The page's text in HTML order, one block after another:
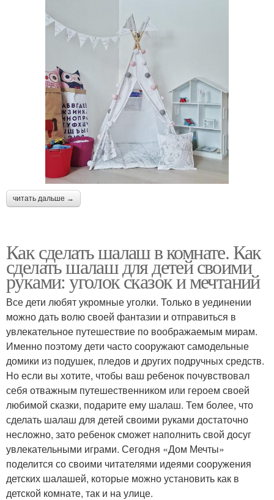
читать дальше →
Как сделать шалаш в комнате. Как
сделать шалаш для детей своими
руками: уголок сказок и мечтаний
Все дети любят укромные уголки. Только в уединении
можно дать волю своей фантазии и отправиться в
увлекательное путешествие по воображаемым мирам.
Именно поэтому дети часто сооружают самодельные
домики из подушек, пледов и других подручных средств.
Но если вы хотите, чтобы ваш ребенок почувствовал
себя отважным путешественником или героем своей
любимой сказки, подарите ему шалаш. Тем более, что
сделать шалаш для детей своими руками достаточно
несложно, зато ребенок сможет наполнить свой досуг
увлекательными играми. Сегодня «Дом Мечты»
поделится со своими читателями идеями сооружения
детских шалашей, которые можно установить как в
детской комнате, так и на улице.